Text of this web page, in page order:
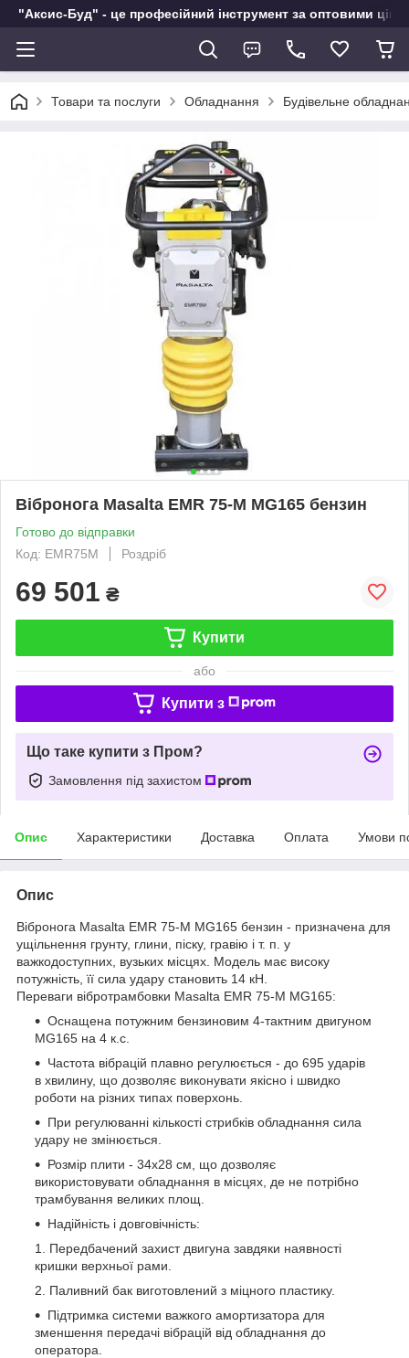
"Аксис-Буд" - це професійний інструмент за оптовими
Товари та послуги Обладнання Будівельне
Вібронога Masalta EMR 75-M MG165 бензин
Готово до відправки
Код: EMR75M
Роздріб
69 501 ₴
Купити
або
Купити з
Що таке купити з Пром?
Замовлення під захистом
Опис Характеристики Доставка Оплата Умови
Опис
Вібронога Masalta EMR 75-M MG165 бензин - призначена для
ущільнення грунту, глини, піску, гравію і т. п. у
важкодоступних, вузьких місцях. Модель має високу
потужність, її сила удару становить 14 кН.
Переваги вібротрамбовки Masalta EMR 75-M MG165:
Оснащена потужним бензиновим 4-тактним двигуном
MG165 на 4 к.с.
Частота вібрацій плавно регулюється - до 695 ударів
в хвилину, що дозволяє виконувати якісно і швидко
роботи на різних типах поверхонь.
При регулюванні кількості стрибків обладнання сила
удару не змінюється.
Розмір плити - 34х28 см, що дозволяє
використовувати обладнання в місцях, де не потрібно
трамбування великих площ.
Надійність і довговічність:
Передбачений захист двигуна завдяки наявності
кришки верхньої рами.
Паливний бак виготовлений з міцного пластику.
Підтримка системи важкого амортизатора для
зменшення передачі вібрацій від обладнання до
оператора.